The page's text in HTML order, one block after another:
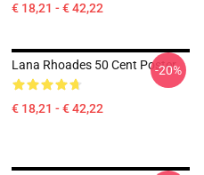
€ 18,21 - € 42,22
Lana Rhoades 50 Cent Poster
€ 18,21 - € 42,22
-20%